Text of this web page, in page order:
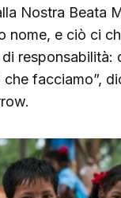
Nostra Beata
nome, e ciò ci
responsabilità:
facciamo”,